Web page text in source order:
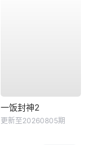
一饭封神2
更新至20260805期